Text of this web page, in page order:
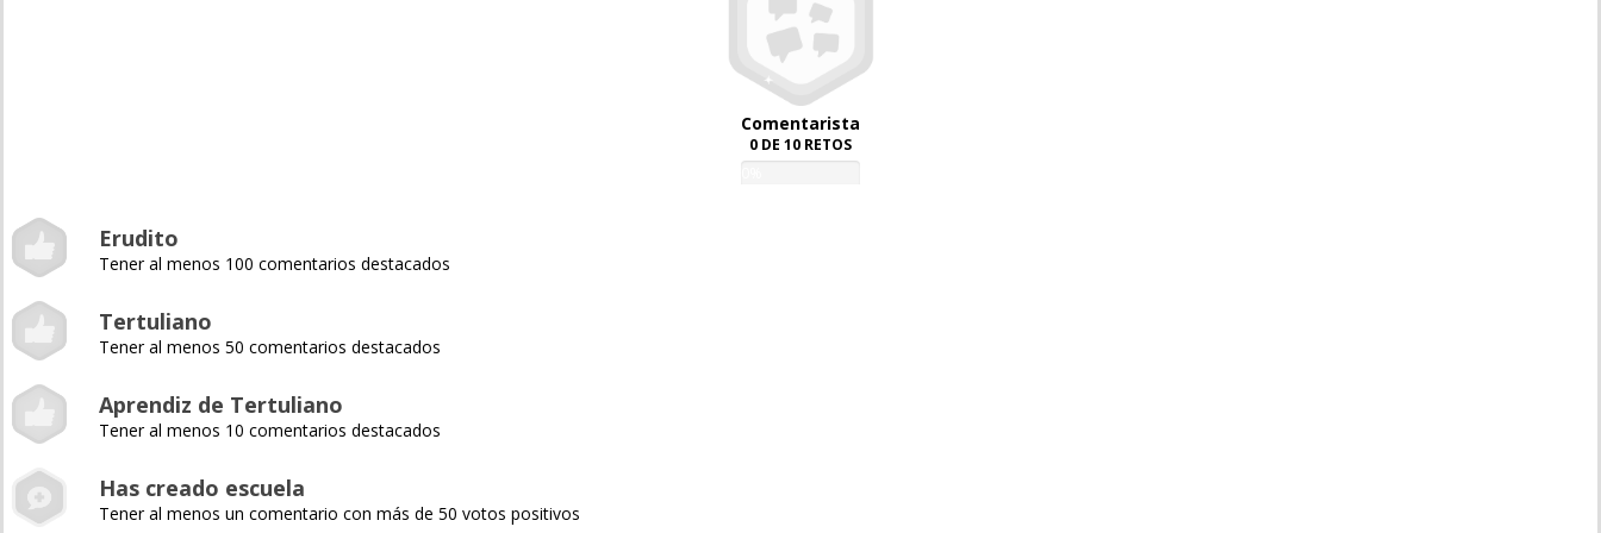
Comentarista
0 DE 10 RETOS
Erudito
Tener al menos 100 comentarios destacados
Tertuliano
Tener al menos 50 comentarios destacados
Aprendiz de Tertuliano
Tener al menos 10 comentarios destacados
Has creado escuela
Tener al menos un comentario con más de 50 votos positivos